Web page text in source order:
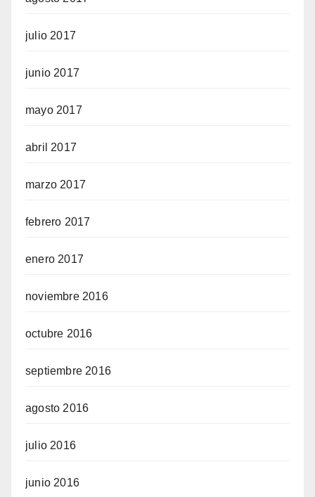
julio 2017
junio 2017
mayo 2017
abril 2017
marzo 2017
febrero 2017
enero 2017
noviembre 2016
octubre 2016
septiembre 2016
agosto 2016
julio 2016
junio 2016